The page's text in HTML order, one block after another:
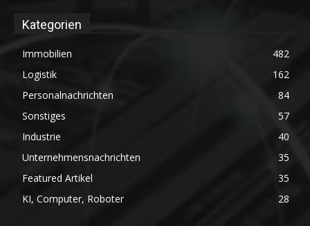
Kategorien
Immobilien
482
Logistik
162
Personalnachrichten
84
Sonstiges
57
Industrie
40
Unternehmensnachrichten
35
Featured Artikel
35
KI, Computer, Roboter
28